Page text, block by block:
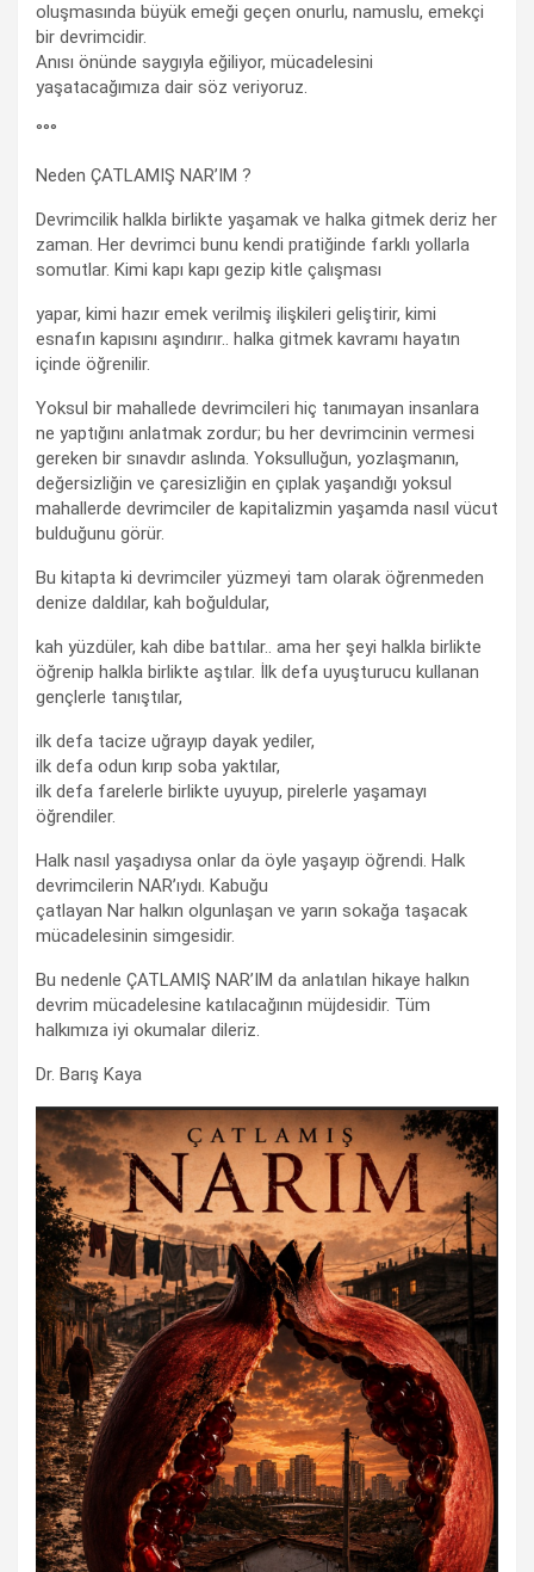
oluşmasında büyük emeği geçen onurlu, namuslu, emekçi
bir devrimcidir.
Anısı önünde saygıyla eğiliyor, mücadelesini
yaşatacağımıza dair söz veriyoruz.
°°°
Neden ÇATLAMIŞ NAR’IM ?
Devrimcilik halkla birlikte yaşamak ve halka gitmek deriz her
zaman. Her devrimci bunu kendi pratiğinde farklı yollarla
somutlar. Kimi kapı kapı gezip kitle çalışması
yapar, kimi hazır emek verilmiş ilişkileri geliştirir, kimi
esnafın kapısını aşındırır.. halka gitmek kavramı hayatın
içinde öğrenilir.
Yoksul bir mahallede devrimcileri hiç tanımayan insanlara
ne yaptığını anlatmak zordur; bu her devrimcinin vermesi
gereken bir sınavdır aslında. Yoksulluğun, yozlaşmanın,
değersizliğin ve çaresizliğin en çıplak yaşandığı yoksul
mahallerde devrimciler de kapitalizmin yaşamda nasıl vücut
bulduğunu görür.
Bu kitapta ki devrimciler yüzmeyi tam olarak öğrenmeden
denize daldılar, kah boğuldular,
kah yüzdüler, kah dibe battılar.. ama her şeyi halkla birlikte
öğrenip halkla birlikte aştılar. İlk defa uyuşturucu kullanan
gençlerle tanıştılar,
ilk defa tacize uğrayıp dayak yediler,
ilk defa odun kırıp soba yaktılar,
ilk defa farelerle birlikte uyuyup, pirelerle yaşamayı
öğrendiler.
Halk nasıl yaşadıysa onlar da öyle yaşayıp öğrendi. Halk
devrimcilerin NAR’ıydı. Kabuğu
çatlayan Nar halkın olgunlaşan ve yarın sokağa taşacak
mücadelesinin simgesidir.
Bu nedenle ÇATLAMIŞ NAR’IM da anlatılan hikaye halkın
devrim mücadelesine katılacağının müjdesidir. Tüm
halkımıza iyi okumalar dileriz.
Dr. Barış Kaya